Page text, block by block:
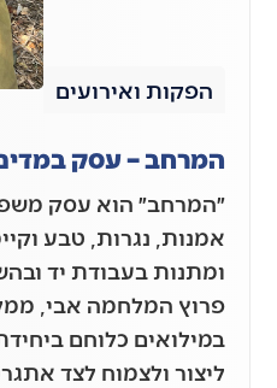
הפקות ואירועים
המרחב – עסק
״המרחב״ הוא עסק
אמנות, נגרות, טבע
ומתנות בעבודת יד
פרוץ המלחמה אבי,
במילואים כלוחם
ליצור ולצמוח לצד